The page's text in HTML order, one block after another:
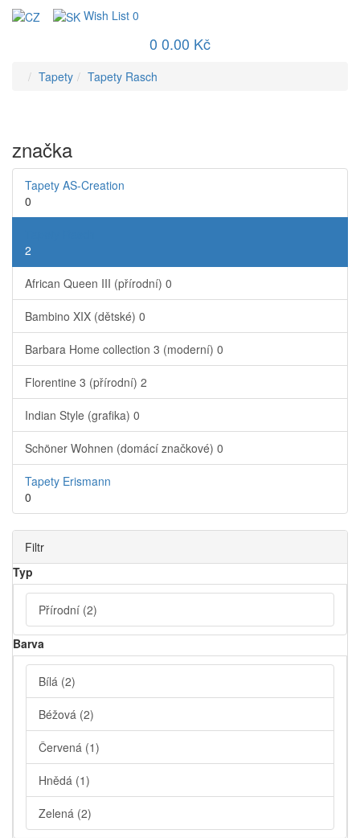
Wish List 0
0 0.00 Kč
Tapety Tapety Rasch
značka
Tapety AS-Creation
0
2
African Queen III (přírodní) 0
Bambino XIX (dětské) 0
Barbara Home collection 3 (moderní) 0
Florentine 3 (přírodní) 2
Indian Style (grafika) 0
Schöner Wohnen (domácí značkové) 0
Tapety Erismann
0
Filtr
Typ
Přírodní (2)
Barva
Bílá (2)
Béžová (2)
Červená (1)
Hnědá (1)
Zelená (2)